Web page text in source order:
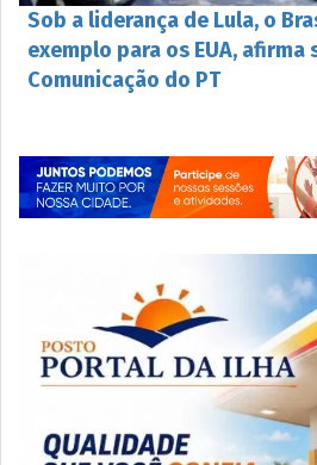
Sob a liderança de Lula, o
exemplo para os EUA,
Comunicação do PT